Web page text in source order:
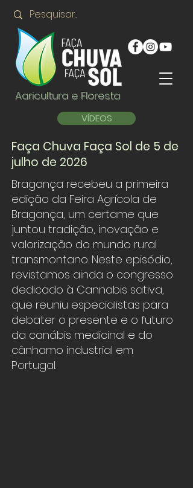
Agricultura e Floresta
VÍDEOS
Faça Chuva Faça Sol de 5 de
julho de 2026
Bragança recebeu a primeira
edição da Feira Agrícola de
Bragança, um certame que
juntou tradição, inovação e
valorização do mundo rural
transmontano. Neste episódio,
revistamos ainda o congresso
dedicado à Cannabis sativa,
que reuniu especialistas para
debater o presente e o futuro
da canábis medicinal e do
cânhamo industrial em
Portugal.